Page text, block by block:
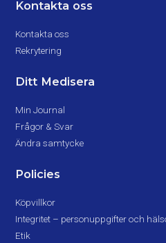
Kontakta oss
Kontakta oss
Rekrytering
Ditt Medisera
Min Journal
Frågor & Svar
Ändra samtycke
Policies
Köpvillkor
Integritet – personuppgifter och
Etik